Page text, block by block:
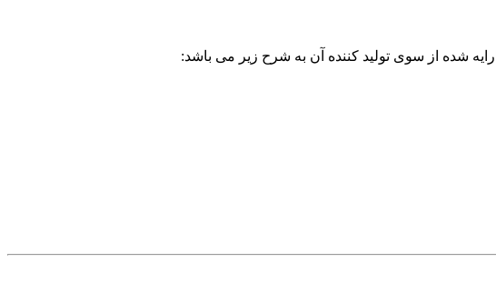
ارایه شده از سوی تولید کننده آن به شرح زیر می باشد: